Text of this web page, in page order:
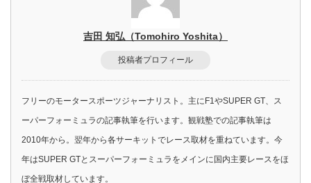
吉田 知弘（Tomohiro Yoshita）
投稿者プロフィール
フリーのモータースポーツジャーナリスト。主にF1やSUPER GT、ス
ーパーフォーミュラの記事執筆を行います。観戦塾での記事執筆は
2010年から。翌年から各サーキットでレース取材を重ねています。今
年はSUPER GTとスーパーフォーミュラをメインに国内主要レースをほ
ぼ全戦取材しています。